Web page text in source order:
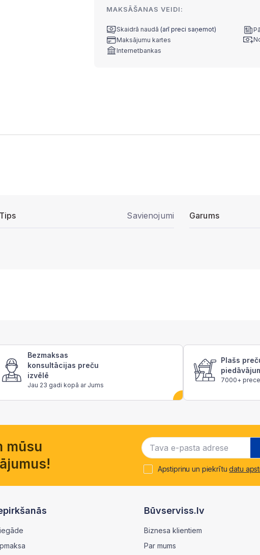
MAKSĀŠANAS VEIDI:
Skaidrā naudā (arī preci saņemot)
Maksājumu kartes
Internetbankas
Tips Savienojumi Garums
Bezmaksas
konsultācijas preču
izvēlē
Jau 23 gadi kopā ar Jums
Plašs
7000+
mūsu
Apstiprinu un piekrītudatu
Būvserviss.lv
Biznesa klientiem
Par mums